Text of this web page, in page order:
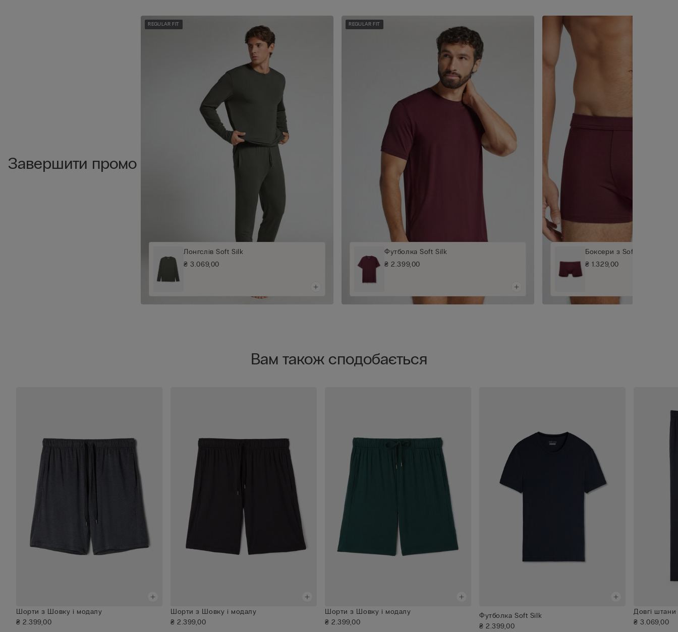
Завершити промо
REGULAR FIT
Лонгслів Soft Silk
₴ 3.069,00
REGULAR FIT
Футболка Soft Silk
₴ 2.399,00
Боксери з Soft Silk
₴ 1.329,00
Вам також сподобається
Шорти з Шовку і модалу
₴ 2.399,00
Шорти з Шовку і модалу
₴ 2.399,00
Шорти з Шовку і модалу
₴ 2.399,00
Футболка Soft Silk
₴ 2.399,00
Довгі
₴ 3.069,00